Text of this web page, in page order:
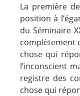
La première
position à
du Séminaire
complètement
chose qui
l’inconscient
registre des
chose qui